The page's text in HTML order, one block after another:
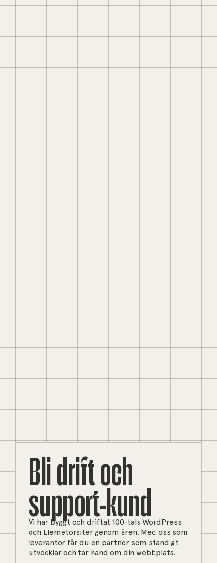
Bli drift och
support-kund
Vi har byggt och driftat 100-tals WordPress
och Elemetorsiter genom åren. Med oss som
leverantör får du en partner som ständigt
utvecklar och tar hand om din webbplats.